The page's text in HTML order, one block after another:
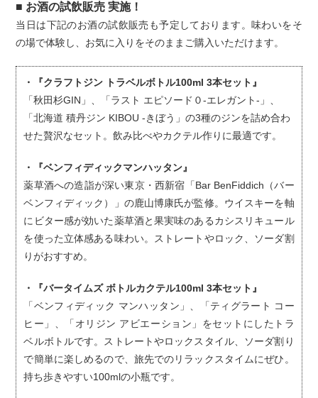
■ お酒の試飲販売 実施！
当日は下記のお酒の試飲販売も予定しております。味わいをそ
の場で体験し、お気に入りをそのままご購入いただけます。
・『クラフトジン トラベルボトル100ml 3本セット』
「秋田杉GIN」、「ラスト エピソード０-エレガント-」、
「北海道 積丹ジン KIBOU -きぼう」の3種のジンを詰め合わ
せた贅沢なセット。飲み比べやカクテル作りに最適です。
・『ベンフィディックマンハッタン』
薬草酒への造詣が深い東京・西新宿「Bar BenFiddich（バー
ベンフィディック）」の鹿山博康氏が監修。ウイスキーを軸
にビター感が効いた薬草酒と果実味のあるカシスリキュール
を使った立体感ある味わい。ストレートやロック、ソーダ割
りがおすすめ。
・『バータイムズ ボトルカクテル100ml 3本セット』
「ベンフィディック マンハッタン」、「ティグラート コー
ヒー」、「オリジン アビエーション」をセットにしたトラ
ベルボトルです。ストレートやロックスタイル、ソーダ割り
で簡単に楽しめるので、旅先でのリラックスタイムにぜひ。
持ち歩きやすい100mlの小瓶です。